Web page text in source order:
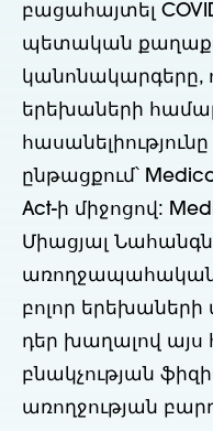
բացահայտել
պետական
կանոնակարգերը,
երեխաների
ընթացքում՝
Act-ի միջոցով:
Միացյալ
առողջապահական
բոլոր
դեր խաղալով
բնակչության
առողջության